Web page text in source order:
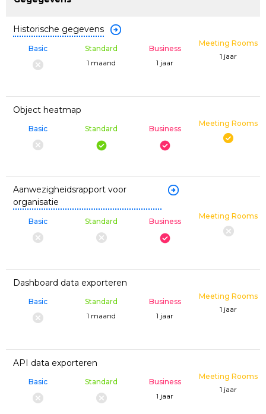
Historische gegevens
Basic
Standard
1 maand
Business
1 jaar
Meeting Rooms
1 jaar
Object heatmap
Basic Standard Business
Meeting Rooms
Aanwezigheidsrapport voor
organisatie
Basic Standard Business
Meeting Rooms
Dashboard data exporteren
Basic
Standard
1 maand
Business
1 jaar
Meeting Rooms
1 jaar
API data exporteren
Basic Standard
Business
1 jaar
Meeting Rooms
1 jaar